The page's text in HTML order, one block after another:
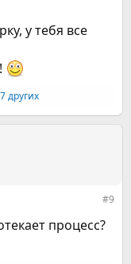
у тебя все
других
#9
процесс?